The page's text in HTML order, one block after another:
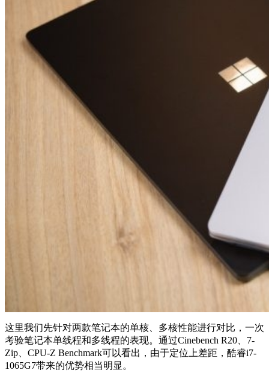
这里我们先针对两款笔记本的单核、多核性能进行对比，一次
考验笔记本单线程和多线程的表现。通过Cinebench R20、7-
Zip、CPU-Z Benchmark可以看出，由于定位上差距，酷睿i7-
1065G7带来的优势相当明显。